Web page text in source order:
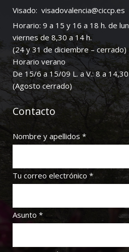
Visado: visadovalencia@ciccp.es
Horario: 9 a 15 y 16 a 18 h. de
viernes de 8,30 a 14 h.
(24 y 31 de diciembre – cerrado)
Horario verano
De 15/6 a 15/09 L. a V.: 8 a 14,30
(Agosto cerrado)
Contacto
Nombre y apellidos *
Tu correo electrónico *
Asunto *